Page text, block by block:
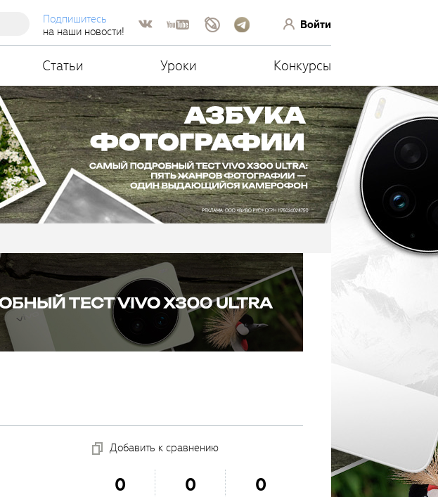
Подпишитесь
на наши новости!
Войти
Статьи Уроки Конкурсы
Добавить к сравнению
0 0 0